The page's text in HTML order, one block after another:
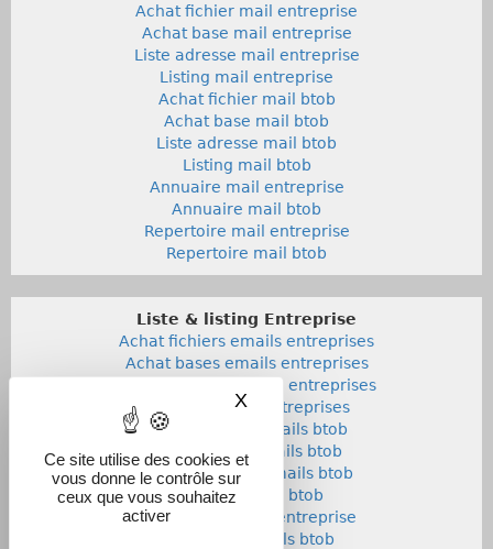
Ce site utilise des cookies et
vous donne le contrôle sur
ceux que vous souhaitez
activer
X Masquer le bandeau des
Achat fichier mail entreprise
Achat base mail entreprise
Liste adresse mail entreprise
Listing mail entreprise
Achat fichier mail btob
Achat base mail btob
Liste adresse mail btob
Listing mail btob
Annuaire mail entreprise
Annuaire mail btob
Repertoire mail entreprise
Repertoire mail btob
Liste & listing Entreprise
Achat fichiers emails entreprises
Achat bases emails entreprises
Liste adresses emails entreprises
Listings emails entreprises
Achat fichiers emails btob
Achat bases emails btob
Listes adresses emails btob
Listings emails btob
Annuaires emails entreprise
Annuaires emails btob